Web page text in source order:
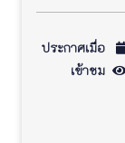
ประกาศเมื่อ
เข้าชม